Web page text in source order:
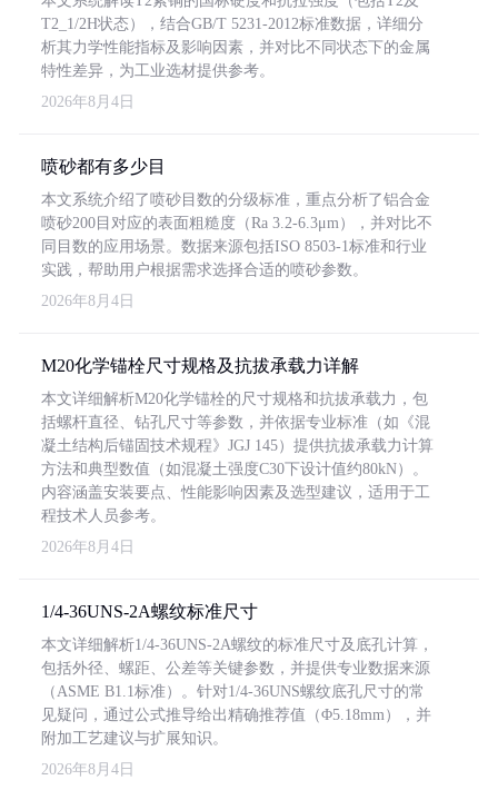
T2_1/2H状态），结合GB/T 5231-2012标准数据，详细分
析其力学性能指标及影响因素，并对比不同状态下的金属
特性差异，为工业选材提供参考。
2026年8月4日
喷砂都有多少目
本文系统介绍了喷砂目数的分级标准，重点分析了铝合金
喷砂200目对应的表面粗糙度（Ra 3.2-6.3μm），并对比不
同目数的应用场景。数据来源包括ISO 8503-1标准和行业
实践，帮助用户根据需求选择合适的喷砂参数。
2026年8月4日
M20化学锚栓尺寸规格及抗拔承载力详解
本文详细解析M20化学锚栓的尺寸规格和抗拔承载力，包
括螺杆直径、钻孔尺寸等参数，并依据专业标准（如《混
凝土结构后锚固技术规程》JGJ 145）提供抗拔承载力计算
方法和典型数值（如混凝土强度C30下设计值约80kN）。
内容涵盖安装要点、性能影响因素及选型建议，适用于工
程技术人员参考。
2026年8月4日
1/4-36UNS-2A螺纹标准尺寸
本文详细解析1/4-36UNS-2A螺纹的标准尺寸及底孔计算，
包括外径、螺距、公差等关键参数，并提供专业数据来源
（ASME B1.1标准）。针对1/4-36UNS螺纹底孔尺寸的常
见疑问，通过公式推导给出精确推荐值（Φ5.18mm），并
附加工艺建议与扩展知识。
2026年8月4日